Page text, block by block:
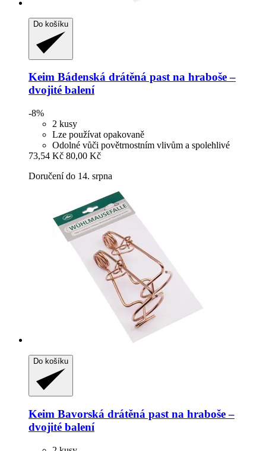
Do košíku
Keim Bádenská drátěná past na hraboše –
dvojité balení
-8%
2 kusy
Lze používat opakovaně
Odolné vůči povětrnostním vlivům a spolehlivé
73,54 Kč 80,00 Kč
Doručení do 14. srpna
Do košíku
Keim Bavorská drátěná past na hraboše –
dvojité balení